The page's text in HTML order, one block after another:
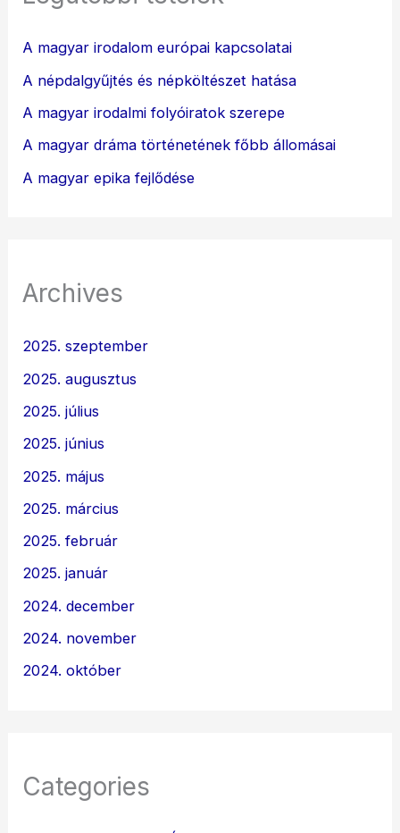
A magyar irodalom európai kapcsolatai
A népdalgyűjtés és népköltészet hatása
A magyar irodalmi folyóiratok szerepe
A magyar dráma történetének főbb állomásai
A magyar epika fejlődése
Archives
2025. szeptember
2025. augusztus
2025. július
2025. június
2025. május
2025. március
2025. február
2025. január
2024. december
2024. november
2024. október
Categories